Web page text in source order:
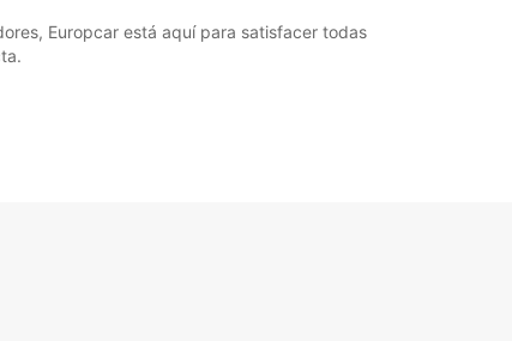
Europcar está aquí para satisfacer todas